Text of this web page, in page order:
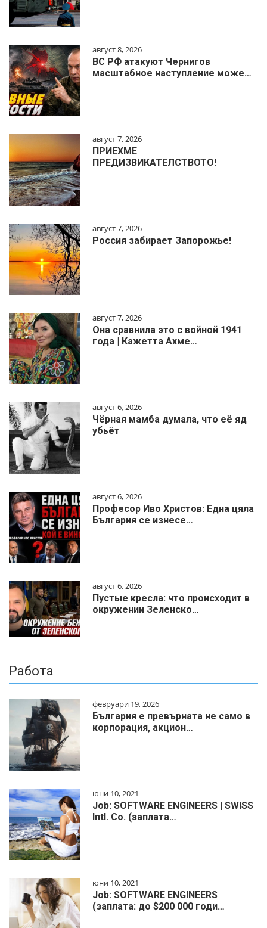
август 8, 2026
ВС РФ атакуют Чернигов
масштабное наступление може…
август 7, 2026
ПРИЕХМЕ
ПРЕДИЗВИКАТЕЛСТВОТО!
август 7, 2026
Россия забирает Запорожье!
август 7, 2026
Она сравнила это с войной 1941
года | Кажетта Ахме…
август 6, 2026
Чёрная мамба думала, что её яд
убьёт
август 6, 2026
Професор Иво Христов: Една цяла
България се изнесе…
август 6, 2026
Пустые кресла: что происходит в
окружении Зеленско…
Работа
февруари 19, 2026
България е превърната не само в
корпорация, акцион…
юни 10, 2021
Job: SOFTWARE ENGINEERS | SWISS
Intl. Co. (заплата…
юни 10, 2021
Job: SOFTWARE ENGINEERS
(заплата: до $200 000 годи…